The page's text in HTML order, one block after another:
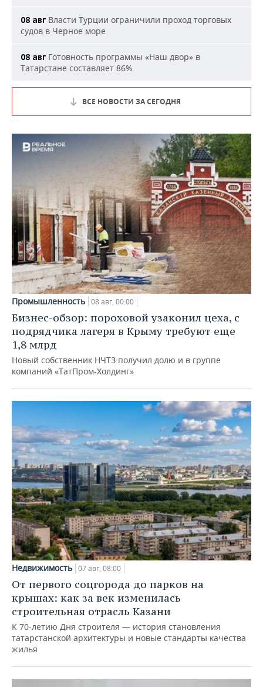
08 авг Власти Турции ограничили проход торговых
судов в Черное море
08 авг Готовность программы «Наш двор» в
Татарстане составляет 86%
ВСЕ НОВОСТИ ЗА СЕГОДНЯ
Промышленность 08 авг, 00:00
Бизнес-обзор: пороховой узаконил цеха, с
подрядчика лагеря в Крыму требуют еще
1,8 млрд
Новый собственник НЧТЗ получил долю и в группе
компаний «ТатПром-Холдинг»
Недвижимость 07 авг, 08:00
От первого соцгорода до парков на
крышах: как за век изменилась
строительная отрасль Казани
К 70-летию Дня строителя — история становления
татарстанской архитектуры и новые стандарты качества
жилья